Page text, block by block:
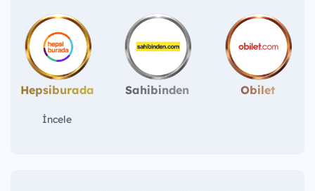
Hepsiburada
İncele
Sahibinden Obilet